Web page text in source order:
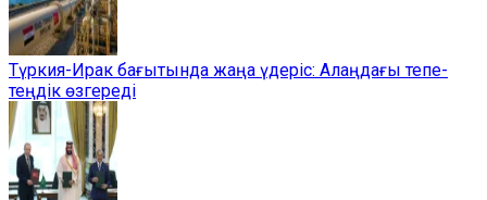
Түркия-Ирак бағытында жаңа үдеріс: Алаңдағы тепе-
теңдік өзгереді